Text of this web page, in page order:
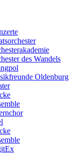
des Wandels
Oldenburg